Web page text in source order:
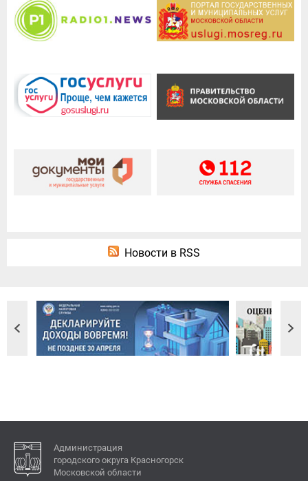
Новости в RSS
Администрация
городского округа Красногорск
Московской области